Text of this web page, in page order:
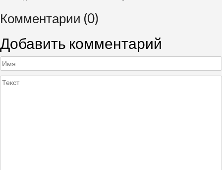
Комментарии (0)
Добавить комментарий